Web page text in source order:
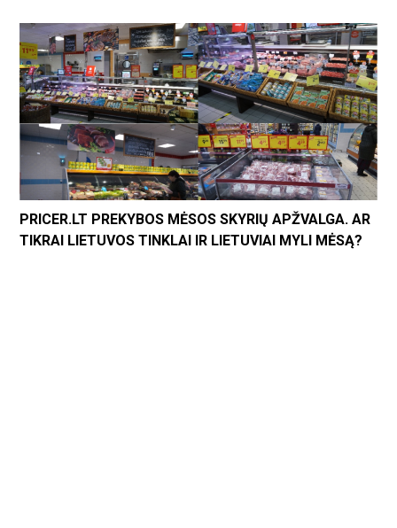
PRICER.LT PREKYBOS MĖSOS SKYRIŲ APŽVALGA. AR
TIKRAI LIETUVOS TINKLAI IR LIETUVIAI MYLI MĖSĄ?